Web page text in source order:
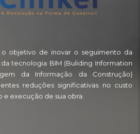
objetivo de inovar o seguimento da
tecnologia BIM (Buliding Information
da Informação da Construção)
reduções significativas no custo
execução de sua obra.